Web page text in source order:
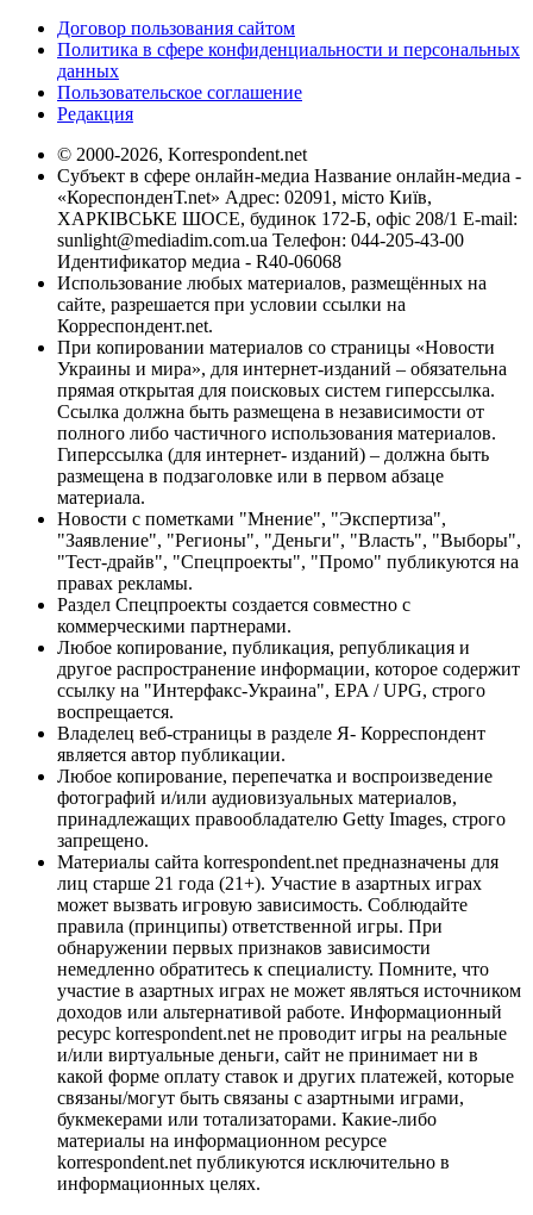
Договор пользования сайтом
Политика в сфере конфиденциальности и персональных
данных
Пользовательское соглашение
Редакция
© 2000-2026, Korrespondent.net
Субъект в сфере онлайн-медиа Название онлайн-медиа -
«КореспонденТ.net» Адрес: 02091, місто Київ,
ХАРКІВСЬКЕ ШОСЕ, будинок 172-Б, офіс 208/1 E-mail:
sunlight@mediadim.com.ua Телефон: 044-205-43-00
Идентификатор медиа - R40-06068
Использование любых материалов, размещённых на
сайте, разрешается при условии ссылки на
Корреспондент.net.
При копировании материалов со страницы «Новости
Украины и мира», для интернет-изданий – обязательна
прямая открытая для поисковых систем гиперссылка.
Ссылка должна быть размещена в независимости от
полного либо частичного использования материалов.
Гиперссылка (для интернет- изданий) – должна быть
размещена в подзаголовке или в первом абзаце
материала.
Новости с пометками "Мнение", "Экспертиза",
"Заявление", "Регионы", "Деньги", "Власть", "Выборы",
"Тест-драйв", "Спецпроекты", "Промо" публикуются на
правах рекламы.
Раздел Спецпроекты создается совместно с
коммерческими партнерами.
Любое копирование, публикация, републикация и
другое распространение информации, которое содержит
ссылку на "Интерфакс-Украина", EPA / UPG, строго
воспрещается.
Владелец веб-страницы в разделе Я- Корреспондент
является автор публикации.
Любое копирование, перепечатка и воспроизведение
фотографий и/или аудиовизуальных материалов,
принадлежащих правообладателю Getty Images, строго
запрещено.
Материалы сайта korrespondent.net предназначены для
лиц старше 21 года (21+). Участие в азартных играх
может вызвать игровую зависимость. Соблюдайте
правила (принципы) ответственной игры. При
обнаружении первых признаков зависимости
немедленно обратитесь к специалисту. Помните, что
участие в азартных играх не может являться источником
доходов или альтернативой работе. Информационный
ресурс korrespondent.net не проводит игры на реальные
и/или виртуальные деньги, сайт не принимает ни в
какой форме оплату ставок и других платежей, которые
связаны/могут быть связаны с азартными играми,
букмекерами или тотализаторами. Какие-либо
материалы на информационном ресурсе
korrespondent.net публикуются исключительно в
информационных целях.